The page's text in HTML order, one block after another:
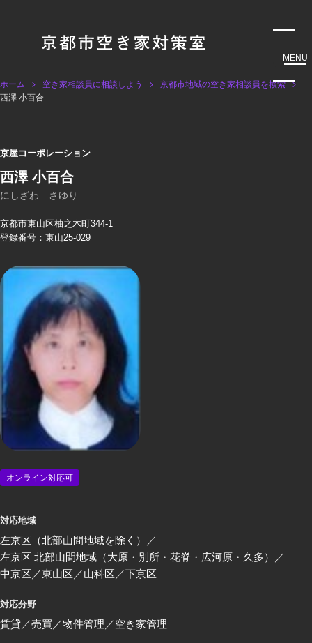
MENU
ホーム 空き家相談員に相談しよう
京都市地域の空き家相談員を検索
西澤 小百合
京屋コーポレーション
西澤 小百合
にしざわ さゆり
京都市東山区柚之木町344-1
登録番号：東山25-029
オンライン対応可
対応地域
左京区（北部山間地域を除く）
左京区 北部山間地域（大原・別所・花脊・広河原・久多）
中京区
東山区 山科区 下京区
対応分野
賃貸 売買 物件管理 空き家管理